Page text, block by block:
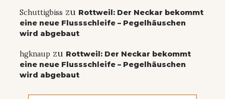
Schuttigbiss zu Rottweil: Der Neckar bekommt
eine neue Flussschleife – Pegelhäuschen
wird abgebaut
hgknaup zu Rottweil: Der Neckar bekommt
eine neue Flussschleife – Pegelhäuschen
wird abgebaut